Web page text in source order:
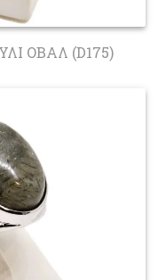
ΟΒΑΛ (D175)